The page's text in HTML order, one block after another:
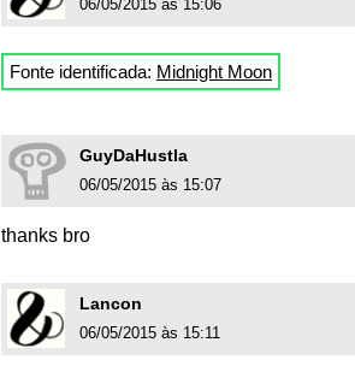
06/05/2015 às 15:06
Fonte identificada: Midnight Moon
GuyDaHustla
06/05/2015 às 15:07
thanks bro
Lancon
06/05/2015 às 15:11